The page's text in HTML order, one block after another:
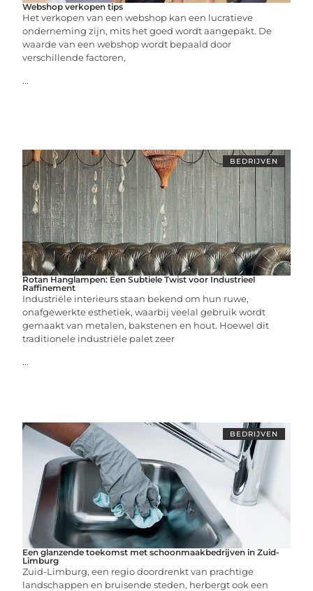
Webshop verkopen tips
Het verkopen van een webshop kan een lucratieve
onderneming zijn, mits het goed wordt aangepakt. De
waarde van een webshop wordt bepaald door
verschillende factoren,
...
BEDRIJVEN
Rotan Hanglampen: Een Subtiele Twist voor Industrieel
Raffinement
Industriële interieurs staan bekend om hun ruwe,
onafgewerkte esthetiek, waarbij veelal gebruik wordt
gemaakt van metalen, bakstenen en hout. Hoewel dit
traditionele industriële palet zeer
...
BEDRIJVEN
Een glanzende toekomst met schoonmaakbedrijven in Zuid-
Limburg
Zuid-Limburg, een regio doordrenkt van prachtige
landschappen en bruisende steden, herbergt ook een